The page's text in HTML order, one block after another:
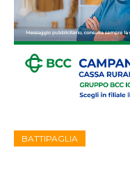
BATTIPAGLIA